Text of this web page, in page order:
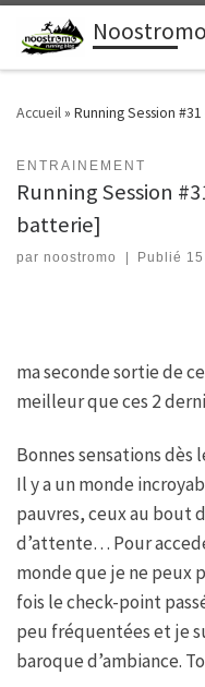
Passer au contenu
Accueil» Running Session
ENTRAINEMENT
Running Session
batterie]
par noostromo Publié
ma seconde sortie de
meilleur que ces 2
Bonnes sensations dès
Il y a un monde
pauvres, ceux au bout
d’attente… Pour
monde que je ne peux
fois le check-point
peu fréquentées et je
baroque d’ambiance.